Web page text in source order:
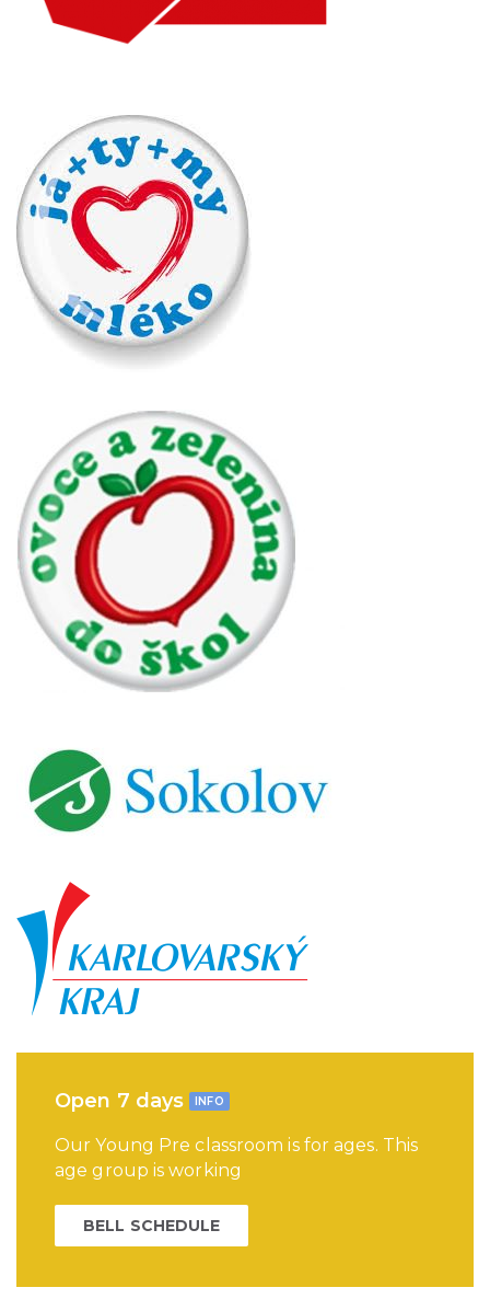
Open 7 days INFO
Our Young Pre classroom is for ages. This
age group is working
BELL SCHEDULE